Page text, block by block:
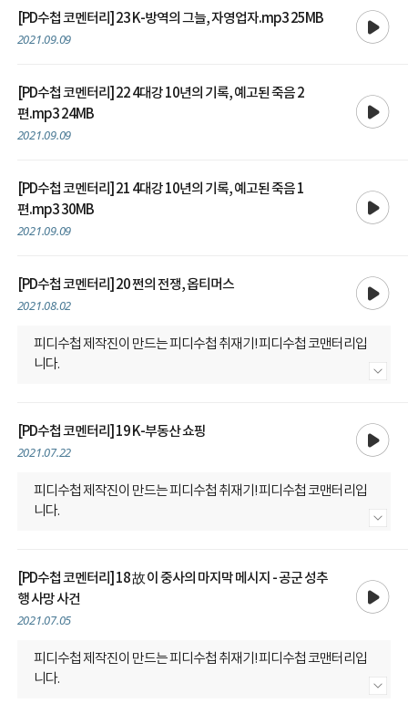
[PD수첩 코멘터리] 23 K-방역의 그늘, 자영업자.mp3 25MB
2021.09.09
[PD수첩 코멘터리] 22 4대강 10년의 기록, 예고된 죽음 2
편.mp3 24MB
2021.09.09
[PD수첩 코멘터리] 21 4대강 10년의 기록, 예고된 죽음 1
편.mp3 30MB
2021.09.09
[PD수첩 코멘터리] 20 쩐의 전쟁, 옵티머스
2021.08.02
피디수첩 제작진이 만드는 피디수첩 취재기! 피디수첩 코맨터리입
니다.
[PD수첩 코멘터리] 19 K-부동산 쇼핑
2021.07.22
피디수첩 제작진이 만드는 피디수첩 취재기! 피디수첩 코맨터리입
니다.
[PD수첩 코멘터리] 18 故 이 중사의 마지막 메시지 - 공군 성추
행 사망 사건
2021.07.05
피디수첩 제작진이 만드는 피디수첩 취재기! 피디수첩 코맨터리입
니다.